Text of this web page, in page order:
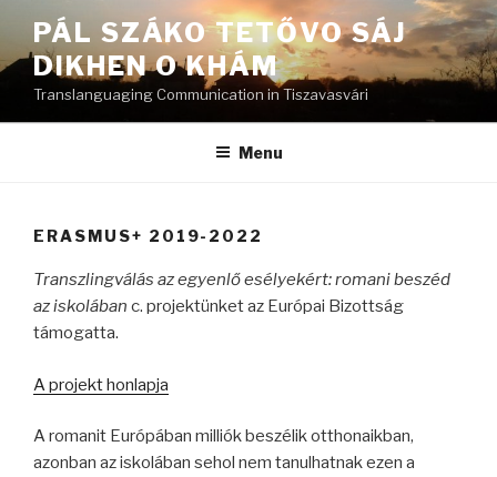
content
PÁL SZÁKO TETŐVO SÁJ
DIKHEN O KHÁM
Translanguaging Communication in Tiszavasvári
Menu
ERASMUS+ 2019-2022
Transzlingválás az egyenlő esélyekért: romani beszéd
az iskolában c. projektünket az Európai Bizottság
támogatta.
A projekt honlapja
A romanit Európában milliók beszélik otthonaikban,
azonban az iskolában sehol nem tanulhatnak ezen a